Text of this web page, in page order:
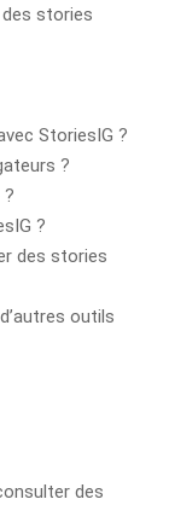
stories
StoriesIG ?
?
?
?
des stories
outils
des